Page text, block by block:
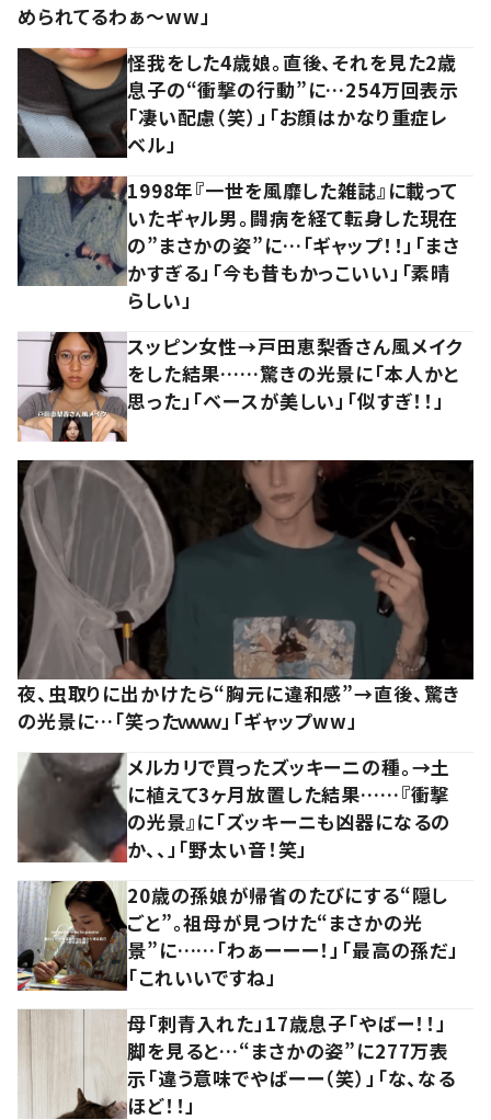
められてるわぁ～ww」
怪我をした4歳娘。直後、それを見た2歳
息子の“衝撃の行動”に…254万回表示
「凄い配慮（笑）」「お顔はかなり重症レ
ベル」
1998年『一世を風靡した雑誌』に載って
いたギャル男。闘病を経て転身した現在
の”まさかの姿”に…「ギャップ！！」「まさ
かすぎる」「今も昔もかっこいい」「素晴
らしい」
スッピン女性→戸田恵梨香さん風メイク
をした結果……驚きの光景に「本人かと
思った」「ベースが美しい」「似すぎ！！」
夜、虫取りに出かけたら“胸元に違和感”→直後、驚き
の光景に…「笑ったｗｗｗ」「ギャップww」
メルカリで買ったズッキーニの種。→土
に植えて3ヶ月放置した結果……『衝撃
の光景』に「ズッキーニも凶器になるの
か、、」「野太い音！笑」
20歳の孫娘が帰省のたびにする“隠し
ごと”。祖母が見つけた“まさかの光
景”に……「わぁーーー！」「最高の孫だ」
「これいいですね」
母「刺青入れた」17歳息子「やばー！！」
脚を見ると…“まさかの姿”に277万表
示「違う意味でやばーー（笑）」「な、なる
ほど！！」